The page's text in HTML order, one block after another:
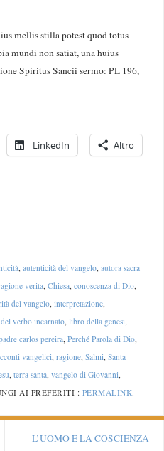
mellis stilla potest quod totus
mundi non satiat, una huius
Spiritus Sancii sermo: PL 196,
LinkedIn Altro
, autenticità del vangelo, autora sacra
verita ,Chiesa ,conoscenza di Dio
del vangelo ,interpretazione
verbo incarnato ,libro della genesi
carlos pereira ,Perché Parola di Dio
vangelici ,ragione ,Salmi ,Santa
,terra santa ,vangelo di Giovanni
AI PREFERITI : PERMALINK.
L’UOMO E LA COSCIENZA